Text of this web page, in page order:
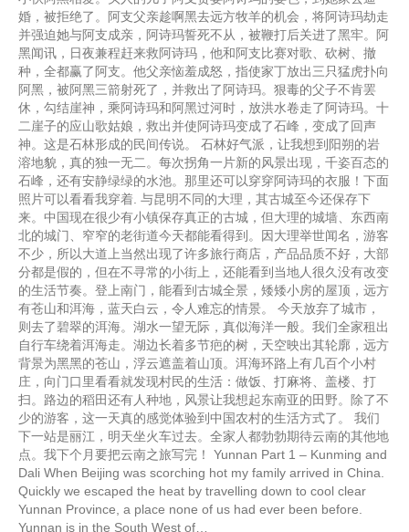
婚，被拒绝了。阿支父亲趁啊黑去远方牧羊的机会，将阿诗玛劫走
并强迫她与阿支成亲，阿诗玛誓死不从，被鞭打后关进了黑牢。阿
黑闻讯，日夜兼程赶来救阿诗玛，他和阿支比赛对歌、砍树、撤
种，全都赢了阿支。他父亲恼羞成怒，指使家丁放出三只猛虎扑向
阿黑，被阿黑三箭射死了，并救出了阿诗玛。狠毒的父子不肯罢
休，勾结崖神，乘阿诗玛和阿黑过河时，放洪水卷走了阿诗玛。十
二崖子的应山歌姑娘，救出并使阿诗玛变成了石峰，变成了回声
神。这是石林形成的民间传说。 石林好气派，让我想到阳朔的岩
溶地貌，真的独一无二。每次拐角一片新的风景出现，千姿百态的
石峰，还有安静绿绿的水池。那里还可以穿穿阿诗玛的衣服！下面
照片可以看看我穿着. 与昆明不同的大理，其古城至今还保存下
来。中国现在很少有小镇保存真正的古城，但大理的城墙、东西南
北的城门、窄窄的老街道今天都能看得到。因大理举世闻名，游客
不少，所以大道上当然出现了许多旅行商店，产品品质不好，大部
分都是假的，但在不寻常的小街上，还能看到当地人很久没有改变
的生活节奏。登上南门，能看到古城全景，矮矮小房的屋顶，远方
有苍山和洱海，蓝天白云，令人难忘的情景。 今天放弃了城市，
则去了碧翠的洱海。湖水一望无际，真似海洋一般。我们全家租出
自行车绕着洱海走。湖边长着多节疤的树，天空映出其轮廓，远方
背景为黑黑的苍山，浮云遮盖着山顶。洱海环路上有几百个小村
庄，向门口里看看就发现村民的生活：做饭、打麻将、盖楼、打
扫。路边的稻田还有人种地，风景让我想起东南亚的田野。除了不
少的游客，这一天真的感觉体验到中国农村的生活方式了。 我们
下一站是丽江，明天坐火车过去。全家人都勃勃期待云南的其他地
点。我下个月要把云南之旅写完！ Yunnan Part 1 – Kunming and
Dali When Beijing was scorching hot my family arrived in China.
Quickly we escaped the heat by travelling down to cool clear
Yunnan Province, a place none of us had ever been before.
Yunnan is in the South West of…